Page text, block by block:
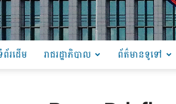
ព័រដើម រាជរដ្ឋាភិបាល ព័ត៌មានទូទៅ